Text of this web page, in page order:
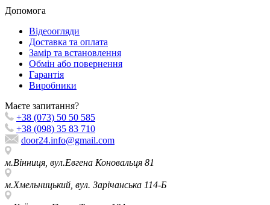
Допомога
Відеоогляди
Доставка та оплата
Замір та встановлення
Обмін або повернення
Гарантія
Виробники
Маєте запитання?
+38 (073) 50 50 585
+38 (098) 35 83 710
door24.info@gmail.com
м.Вінниця, вул.Евгена Коновальця 81
м.Хмельницький, вул. Зарічанська 114-Б